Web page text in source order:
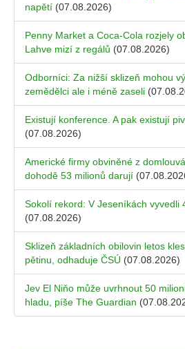
napětí (07.08.2026)
Penny Market a Coca-Cola rozjely
Lahve mizí z regálů (07.08.2026)
Odborníci: Za nižší sklizeň mohou
zemědělci ale i méně zaseli
Existují konference. A pak existují
(07.08.2026)
Americké firmy obviněné z
dohodě 53 milionů darují
Sokolí rekord: V Jeseníkách vyvedli
(07.08.2026)
Sklizeň základních obilovin letos
pětinu, odhaduje ČSÚ (07.08.2026)
Jev El Niňo může uvrhnout 50
hladu, píše The Guardian